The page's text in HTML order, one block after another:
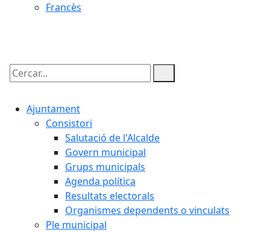
Francès
Cercar:
Ajuntament
Consistori
Salutació de l'Alcalde
Govern municipal
Grups municipals
Agenda política
Resultats electorals
Organismes dependents o vinculats
Ple municipal